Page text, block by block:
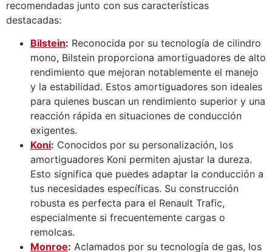
recomendadas junto con sus características
destacadas:
Bilstein: Reconocida por su tecnología de cilindro
mono, Bilstein proporciona amortiguadores de alto
rendimiento que mejoran notablemente el manejo
y la estabilidad. Estos amortiguadores son ideales
para quienes buscan un rendimiento superior y una
reacción rápida en situaciones de conducción
exigentes.
Koni: Conocidos por su personalización, los
amortiguadores Koni permiten ajustar la dureza.
Esto significa que puedes adaptar la conducción a
tus necesidades específicas. Su construcción
robusta es perfecta para el Renault Trafic,
especialmente si frecuentemente cargas o
remolcas.
Monroe: Aclamados por su tecnología de gas, los